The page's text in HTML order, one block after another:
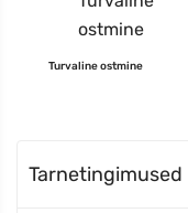
Turvaline ostmine
Tarnetingimused